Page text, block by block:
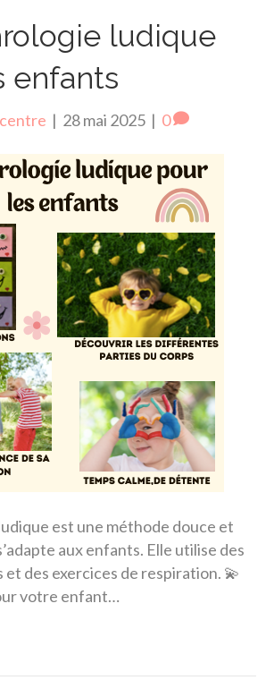
ludique
enfants
| 28 mai 2025 | 0
est une méthode douce et
aux enfants. Elle utilise des
et des exercices de respiration. 💫
votre enfant…